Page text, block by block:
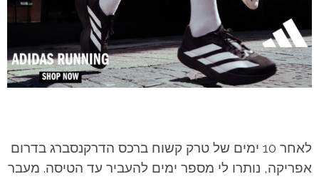
לאחר 10 ימים של טרק קשוח ברכס הדרקנסברג בדרום
אפריקה, נותרו לי מספר ימים להעביר עד הטיסה. מעבר